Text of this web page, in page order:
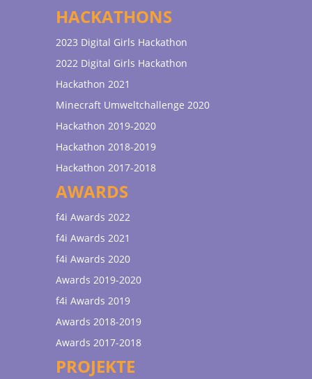
HACKATHONS
2023 Digital Girls Hackathon
2022 Digital Girls Hackathon
Hackathon 2021
Minecraft Umweltchallenge 2020
Hackathon 2019-2020
Hackathon 2018-2019
Hackathon 2017-2018
AWARDS
f4i Awards 2022
f4i Awards 2021
f4i Awards 2020
Awards 2019-2020
f4i Awards 2019
Awards 2018-2019
Awards 2017-2018
PROJEKTE